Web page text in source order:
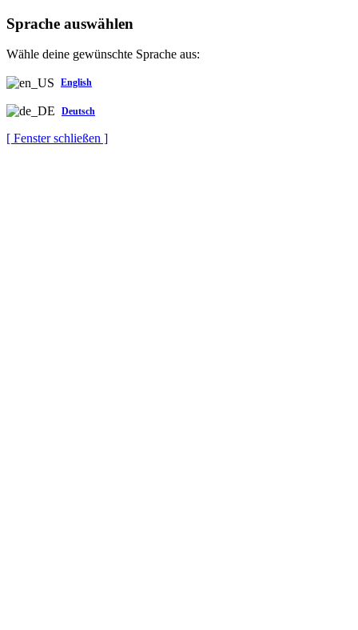
Sprache auswählen
Wähle deine gewünschte Sprache aus:
English
Deutsch
[ Fenster schließen ]